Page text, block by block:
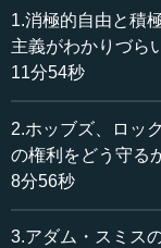
話）
※インタビュアー
追加日：2023年5
カテゴリー：
哲学・思想
歴史・民族
歴
≪全文≫
山の思想
1.消極的自由と積
主義がわかりづら
11分54秒
2.ホッブズ、ロッ
の権利をどう守る
8分56秒
3.アダム・スミス